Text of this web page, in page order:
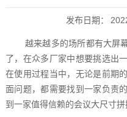
发布日期：
越来越多的场所都有大屏
了，在众多厂家中想要挑选出
在使用过程当中，无论是前期
面问题，都需要找到一家负责
到一家值得信赖的会议大尺寸拼